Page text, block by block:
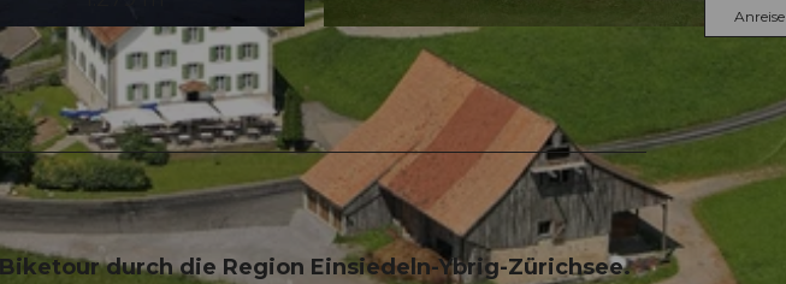
© Bikegenoss Zentralschweiz
durch die Region Einsiedeln-Ybrig-Zürichsee.
Anreise